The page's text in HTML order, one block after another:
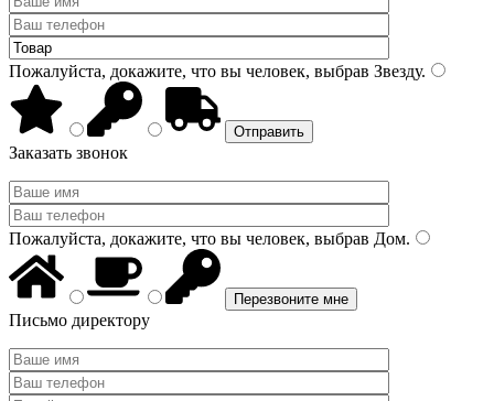
Пожалуйста, докажите, что вы человек, выбрав Звезду.
Заказать звонок
Пожалуйста, докажите, что вы человек, выбрав Дом.
Письмо директору